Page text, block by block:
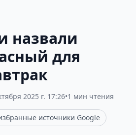
назвали
для
2025 г. 17:26•1 мин чтения
источники Google